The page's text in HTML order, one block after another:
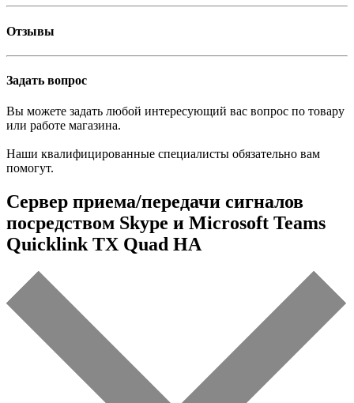
Отзывы
Задать вопрос
Вы можете задать любой интересующий вас вопрос по товару
или работе магазина.
Наши квалифицированные специалисты обязательно вам
помогут.
Сервер приема/передачи сигналов
посредством Skype и Microsoft Teams
Quicklink TX Quad HA